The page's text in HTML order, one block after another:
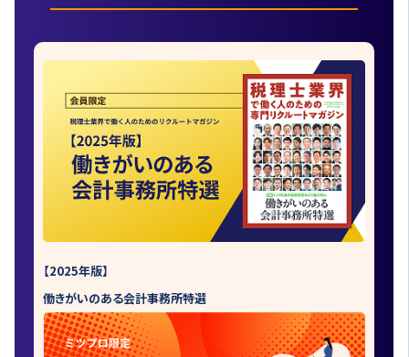
【2025年版】
働きがいのある会計事務所特選